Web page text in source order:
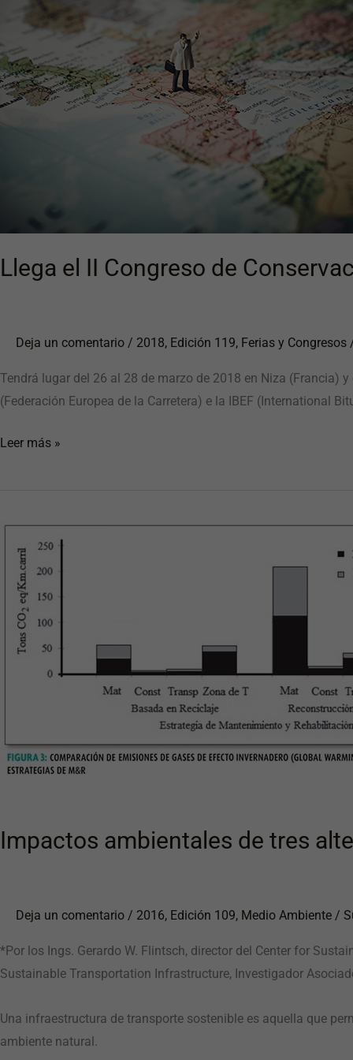
Llega el II Congreso de
Deja un comentario / 2018, Edición 119, Ferias y Congresos
Tendrá lugar del 26 al 28 de marzo de 2018 en Niza (Francia)
(Federación Europea de la Carretera) e la IBEF (International
Conservación
Preventiva
y
Reciclado
Leer más »
Impactos ambientales de tres
Deja un comentario / 2016, Edición 109, Medio Ambiente /
*Por los Ings. Gerardo W. Flintsch, director del Center for
Sustainable Transportation Infrastructure, Investigador
Una infraestructura de transporte sostenible es aquella que
ambiente natural.
ambientales
alternativas
mantenimiento